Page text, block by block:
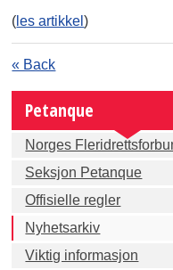
( les artikkel)
« Back
Petanque
Norges
Seksjon Petanque
Offisielle regler
Nyhetsarkiv
Viktig informasjon